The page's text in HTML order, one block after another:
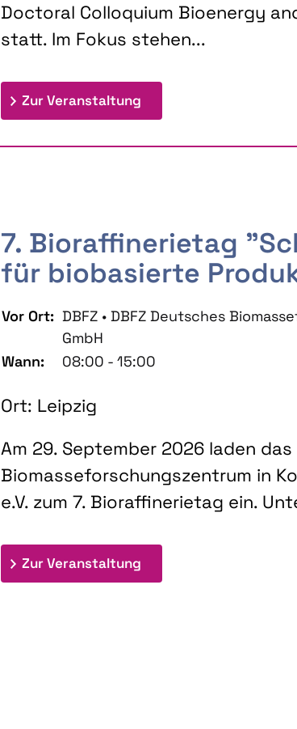
Doctoral Colloquium Bioenergy
statt. Im Fokus stehen...
Zur Veranstaltung: 9th Doctoral Colloquium
7. Bioraffinerietag
für biobasierte
Vor Ort: DBFZ • DBFZ Deutsches
GmbH
Wann:
08:00 - 15:00
Ort: Leipzig
Am 29. September 2026 laden
Biomasseforschungszentrum in
e.V. zum 7. Bioraffinerietag ein.
Zur Veranstaltung: 7. Bioraffinerietag